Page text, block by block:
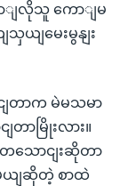
ာျလိုသူ ကောျမ
သှယျမေးမွနျး
ျတာက မဲမသမာ
တာမြိုးလား။
တသောငျးဆိုတာ
ယျဆိုတဲ့ စာထဲ